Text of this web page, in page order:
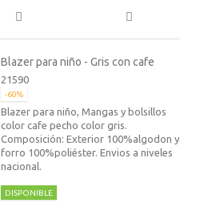
Blazer para niño - Gris con cafe
21590
-60%
Blazer para niño, Mangas y bolsillos
color cafe pecho color gris.
Composición: Exterior 100%algodon y
forro 100%poliéster. Envios a niveles
nacional.
DISPONIBLE